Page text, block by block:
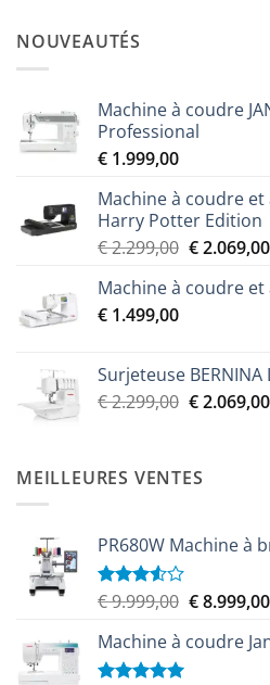
NOUVEAUTÉS
Machine à coudre
Professional
€ 1.999,00
Machine à coudre et
Harry Potter Edition
€2.299,00 Le
initial
€2.069,00
Machine à coudre et
€ 1.499,00
Surjeteuse BERNINA
€2.299,00 Le
était :
€ 2.299,00.
€2.069,00
MEILLEURES VENTES
PR680W Machine à
Note
5
€9.999,00 Le
initial
€8.999,00
Machine à coudre